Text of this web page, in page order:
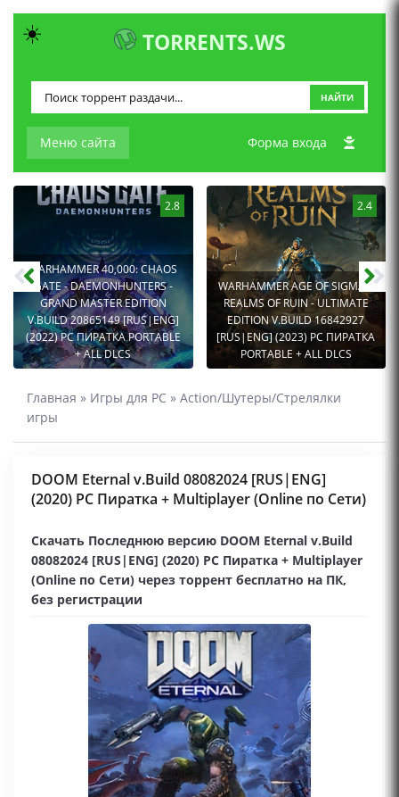
TORRENTS.WS
Меню сайта
НАЙТИ
Форма входа
2.8
WARHAMMER 40,000: CHAOS
GATE - DAEMONHUNTERS -
GRAND MASTER EDITION
V.BUILD 20865149 [RUS|ENG]
(2022) PC ПИРАТКА PORTABLE
+ ALL DLCS
2.4
WARHAMMER AGE OF SIGMAR:
REALMS OF RUIN - ULTIMATE
EDITION V.BUILD 16842927
[RUS|ENG] (2023) PC ПИРАТКА
PORTABLE + ALL DLCS
Главная » Игры для PC » Action/Шутеры/Стрелялки
игры
DOOM Eternal v.Build 08082024 [RUS|ENG]
(2020) PC Пиратка + Multiplayer (Online по Сети)
Скачать Последнюю версию DOOM Eternal v.Build
08082024 [RUS|ENG] (2020) PC Пиратка + Multiplayer
(Online по Сети) через торрент бесплатно на ПК,
без регистрации
☀️